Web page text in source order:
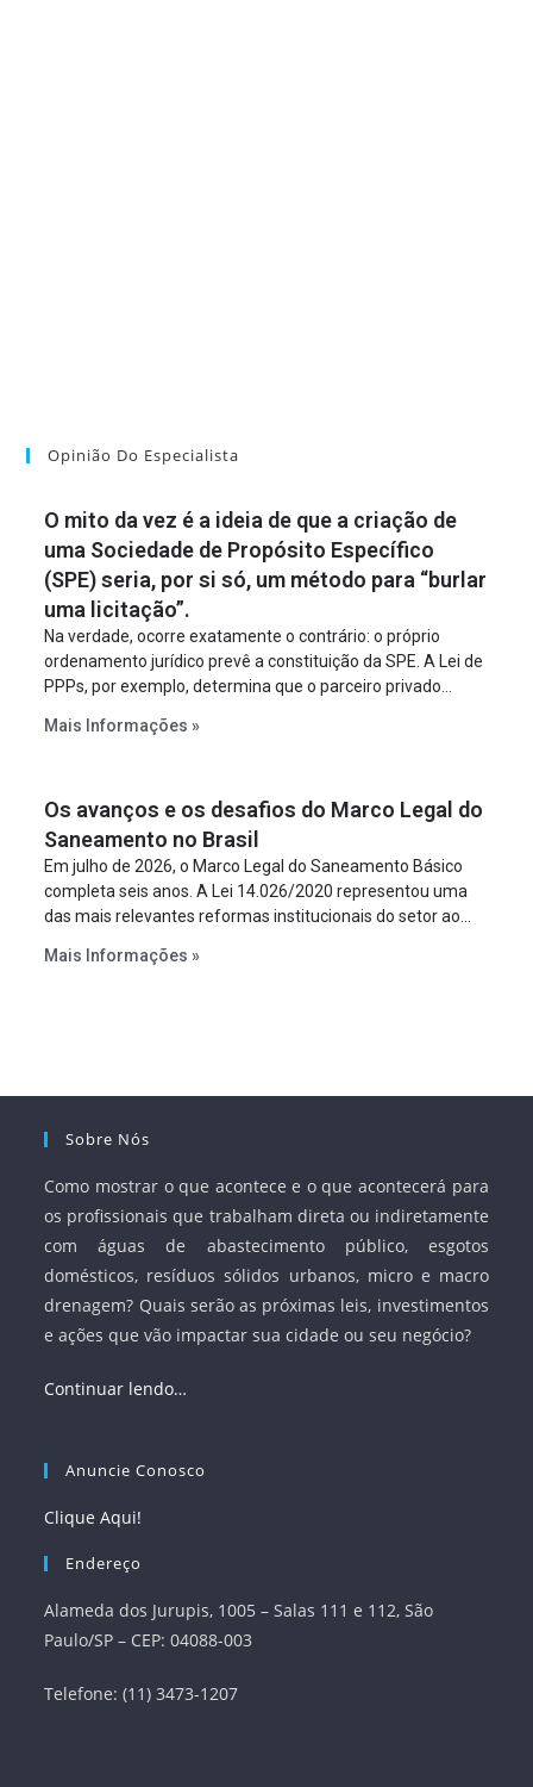
Opinião Do Especialista
O mito da vez é a ideia de que a criação de
uma Sociedade de Propósito Específico
(SPE) seria, por si só, um método para “burlar
uma licitação”.
Na verdade, ocorre exatamente o contrário: o próprio
ordenamento jurídico prevê a constituição da SPE. A Lei de
PPPs, por exemplo, determina que o parceiro privado
empreendimento. Ou seja, a suposta “fraude à licitação” é
projeto a projeto.
Mais Informações »
Os avanços e os desafios do Marco Legal do
Saneamento no Brasil
Em julho de 2026, o Marco Legal do Saneamento Básico
completa seis anos. A Lei 14.026/2020 representou uma
das mais relevantes reformas institucionais do setor ao
serviços, ampliar a participação da iniciativa privada,
Mais Informações »
Sobre Nós
Como mostrar o que acontece e o que acontecerá para
os profissionais que trabalham direta ou indiretamente
com águas de abastecimento público, esgotos
domésticos, resíduos sólidos urbanos, micro e macro
drenagem? Quais serão as próximas leis, investimentos
e ações que vão impactar sua cidade ou seu negócio?
Continuar lendo…
Anuncie Conosco
Clique Aqui!
Endereço
Alameda dos Jurupis, 1005 – Salas 111 e 112, São
Paulo/SP – CEP: 04088-003
Telefone: (11) 3473-1207